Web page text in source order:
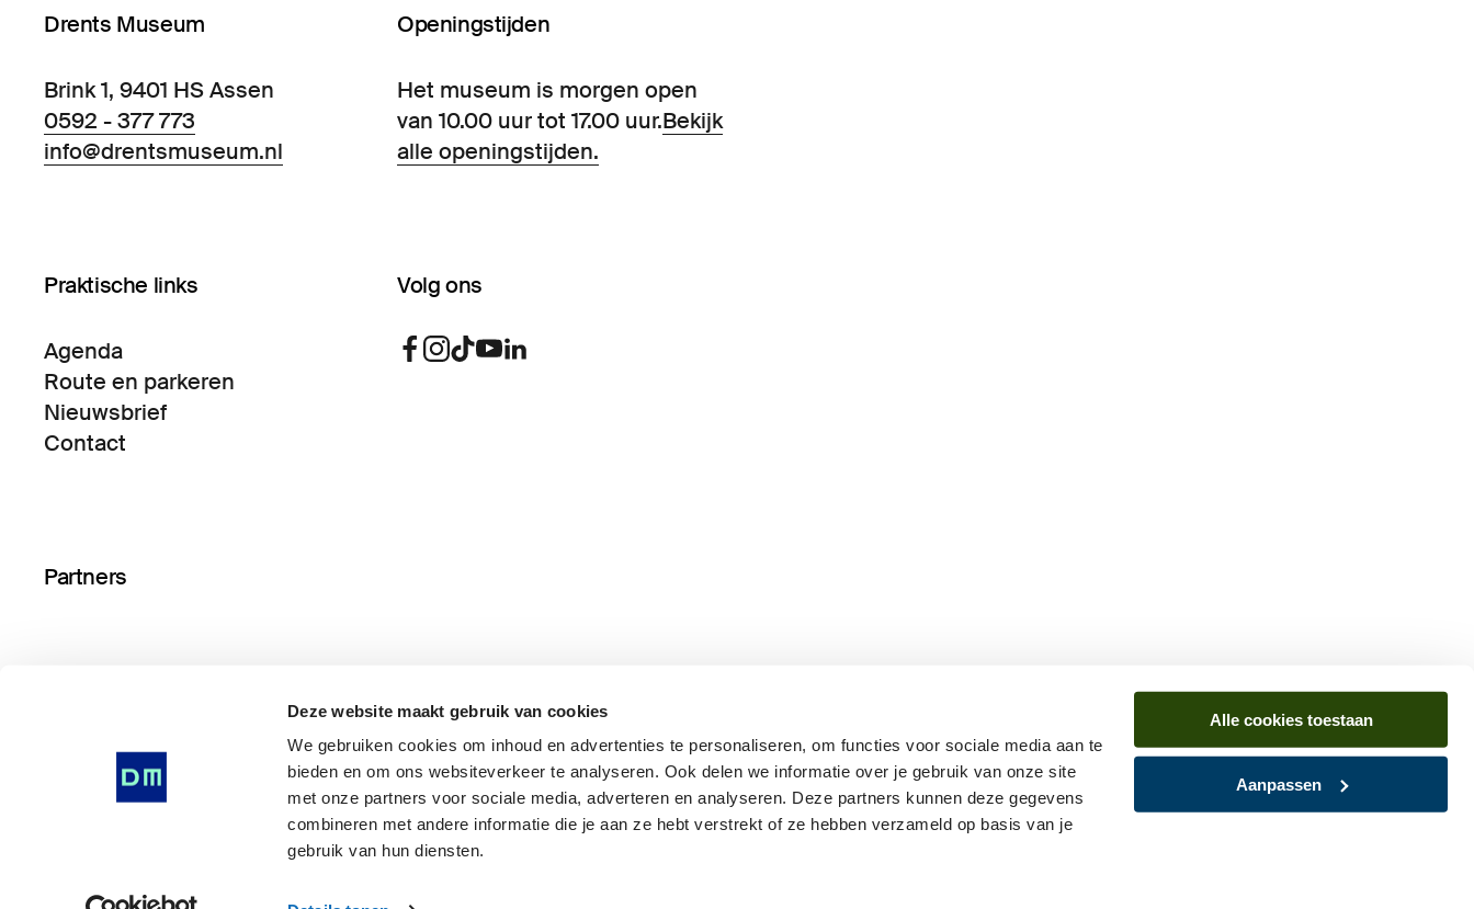
Deze website maakt gebruik van cookies
We gebruiken cookies om inhoud en advertenties te personaliseren, om functies voor sociale media aan te
bieden en om ons websiteverkeer te analyseren. Ook delen we informatie over je gebruik van onze site
met onze partners voor sociale media, adverteren en analyseren. Deze partners kunnen deze gegevens
combineren met andere informatie die je aan ze hebt verstrekt of ze hebben verzameld op basis van je
gebruik van hun diensten.
Alle cookies toestaan
Aanpassen
Drents Museum
Brink 1, 9401 HS Assen
0592 - 377 773
info@drentsmuseum.nl
Openingstijden
Het museum is morgen open
van 10.00 uur tot 17.00 uur.Bekijk
alle openingstijden.
Praktische links
Agenda
Route en parkeren
Nieuwsbrief
Contact
Volg ons
Partners
Cookie voorkeuren